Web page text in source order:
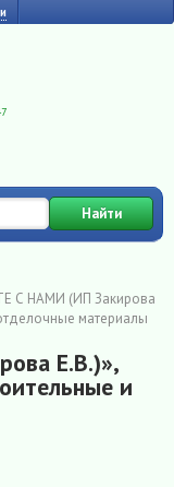
Найти
С НАМИ (ИП Закирова
материалы
Е.В.)»,
и